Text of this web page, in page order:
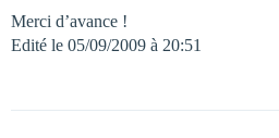
Merci d’avance !
Edité le 05/09/2009 à 20:51